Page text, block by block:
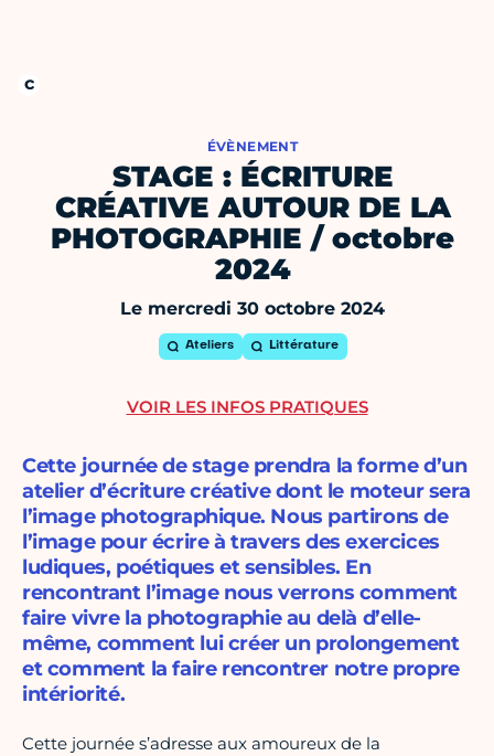
ÉVÈNEMENT
STAGE : ÉCRITURE
CRÉATIVE AUTOUR DE LA
PHOTOGRAPHIE / octobre
2024
Le mercredi 30 octobre 2024
Ateliers Littérature
Cette journée de stage prendra la forme d’un
atelier d’écriture créative dont le moteur sera
l’image photographique. Nous partirons de
l’image pour écrire à travers des exercices
ludiques, poétiques et sensibles. En
rencontrant l’image nous verrons comment
faire vivre la photographie au delà d’elle-
même, comment lui créer un prolongement
et comment la faire rencontrer notre propre
intériorité.
Cette journée s’adresse aux amoureux de la
VOIR LES INFOS PRATIQUES